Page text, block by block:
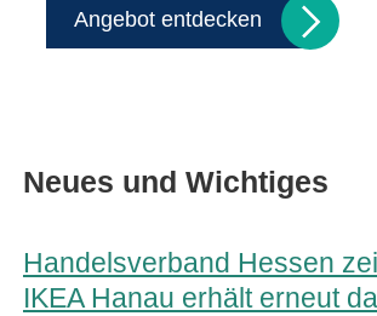
Angebot entdecken
Neues und Wichtiges
Handelsverband Hessen
IKEA Hanau erhält erneut